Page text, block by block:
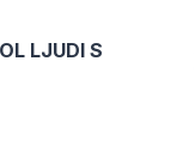
LJUDI S